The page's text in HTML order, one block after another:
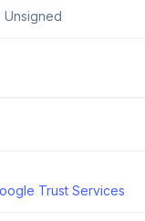
Trust Services